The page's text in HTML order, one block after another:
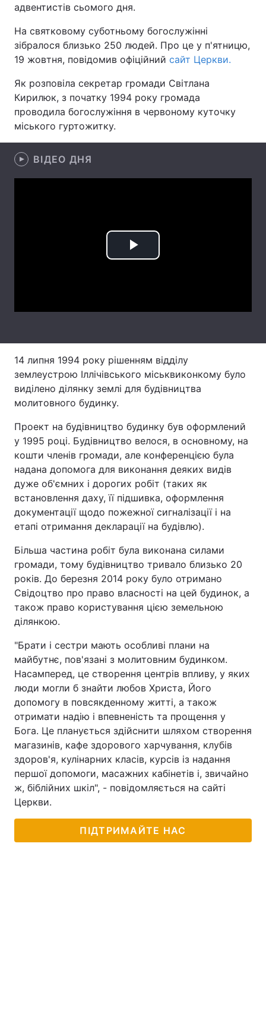
Україна Політика
Спорт Наука
Техно і зв'язок
Зброя
Здоров'я Туризм
Регіони
Архів Вакансії
Послуги
Тема оформлення
адвентистів сьомого дня.
На святковому суботньому богослужінні
зібралося близько 250 людей. Про це у п'ятницю,
19 жовтня, повідомив офіційний сайт Церкви.
Як розповіла секретар громади Світлана
Кирилюк, з початку 1994 року громада
проводила богослужіння в червоному куточку
міського гуртожитку.
ВІДЕО ДНЯ
Play
14 липня 1994 року рішенням відділу
землеустрою Іллічівського міськвиконкому було
виділено ділянку землі для будівництва
молитовного будинку.
Проект на будівництво будинку був оформлений
у 1995 році. Будівництво велося, в основному, на
кошти членів громади, але конференцією була
надана допомога для виконання деяких видів
дуже об'ємних і дорогих робіт (таких як
встановлення даху, її підшивка, оформлення
документації щодо пожежної сигналізації і на
етапі отримання декларації на будівлю).
Більша частина робіт була виконана силами
громади, тому будівництво тривало близько 20
років. До березня 2014 року було отримано
Свідоцтво про право власності на цей будинок, а
також право користування цією земельною
ділянкою.
"Брати і сестри мають особливі плани на
майбутнє, пов'язані з молитовним будинком.
Насамперед, це створення центрів впливу, у яких
люди могли б знайти любов Христа, Його
допомогу в повсякденному житті, а також
отримати надію і впевненість та прощення у
Бога. Це планується здійснити шляхом створення
магазинів, кафе здорового харчування, клубів
здоров'я, кулінарних класів, курсів із надання
першої допомоги, масажних кабінетів і, звичайно
ж, біблійних шкіл", - повідомляється на сайті
Церкви.
ПІДТРИМАЙТЕ НАС